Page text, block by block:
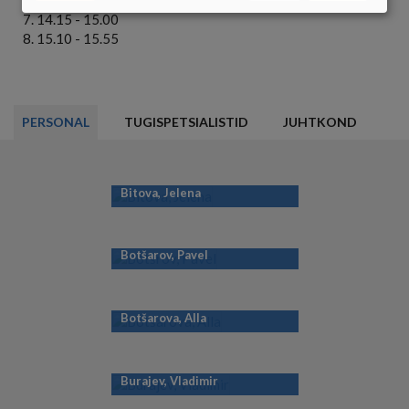
14.15 - 15.00
15.10 - 15.55
PERSONAL TUGISPETSIALISTID JUHTKOND
Bitova, Jelena
Botšarov, Pavel
Botšarova, Alla
Burajev, Vladimir
KÜPSISTE
KASUTAMINE